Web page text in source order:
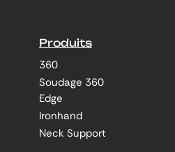
Produits
360
Edge
Soudage 360
Ironhand
Neck Support